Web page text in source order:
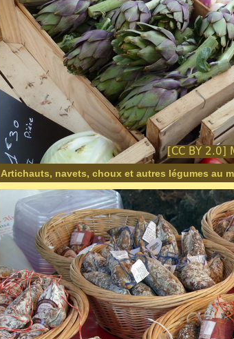
Artichauts, navets, choux et autres légumes au